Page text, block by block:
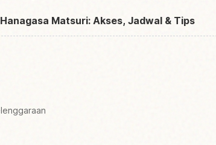
Matsuri: Akses, Jadwal & Tips